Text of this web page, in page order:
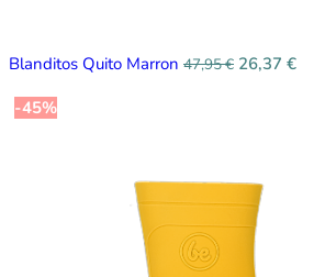
Blanditos Quito Marron 47,95€ 26,37 €
-45%